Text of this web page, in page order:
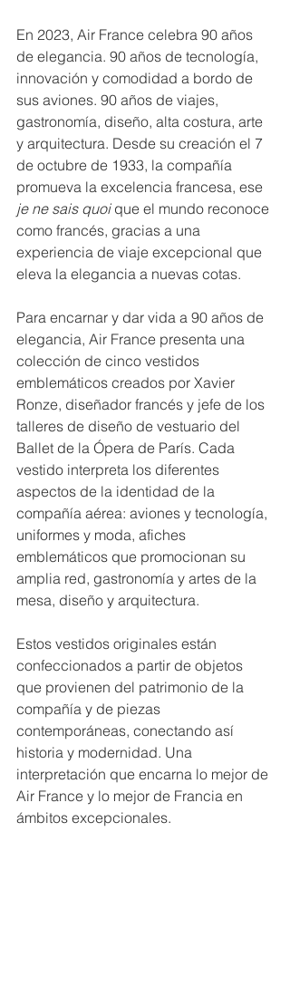
En 2023, Air France celebra 90 años
de elegancia. 90 años de tecnología,
innovación y comodidad a bordo de
sus aviones. 90 años de viajes,
gastronomía, diseño, alta costura, arte
y arquitectura. Desde su creación el 7
de octubre de 1933, la compañía
promueva la excelencia francesa, ese
je ne sais quoi que el mundo reconoce
como francés, gracias a una
experiencia de viaje excepcional que
eleva la elegancia a nuevas cotas.
Para encarnar y dar vida a 90 años de
elegancia, Air France presenta una
colección de cinco vestidos
emblemáticos creados por Xavier
Ronze, diseñador francés y jefe de los
talleres de diseño de vestuario del
Ballet de la Ópera de París. Cada
vestido interpreta los diferentes
aspectos de la identidad de la
compañía aérea: aviones y tecnología,
uniformes y moda, afiches
emblemáticos que promocionan su
amplia red, gastronomía y artes de la
mesa, diseño y arquitectura.
Estos vestidos originales están
confeccionados a partir de objetos
que provienen del patrimonio de la
compañía y de piezas
contemporáneas, conectando así
historia y modernidad. Una
interpretación que encarna lo mejor de
Air France y lo mejor de Francia en
ámbitos excepcionales.